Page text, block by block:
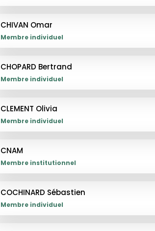
CHIVAN Omar
Membre individuel
CHOPARD Bertrand
Membre individuel
CLEMENT Olivia
Membre individuel
CNAM
Membre institutionnel
COCHINARD Sébastien
Membre individuel